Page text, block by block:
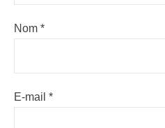
Nom *
E-mail *